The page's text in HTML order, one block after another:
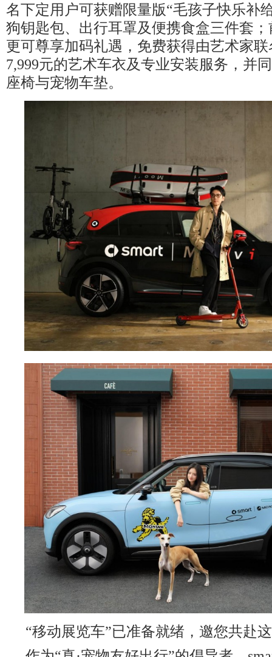
名下定用户可获赠限量版“毛孩子快乐补
狗钥匙包、出行耳罩及便携食盒三件套
更可尊享加码礼遇，免费获得由艺术家
7,999元的艺术车衣及专业安装服务，并
座椅与宠物车垫。
“移动展览车”已准备就绪，邀您共赴